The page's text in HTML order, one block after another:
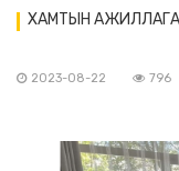
ХАМТЫН
2023-08-22 796